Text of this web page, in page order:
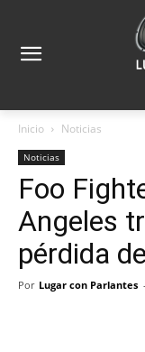
Inicio Noticias
Noticias
Foo
Angeles
pérdida
Por Lugar con Parlantes -